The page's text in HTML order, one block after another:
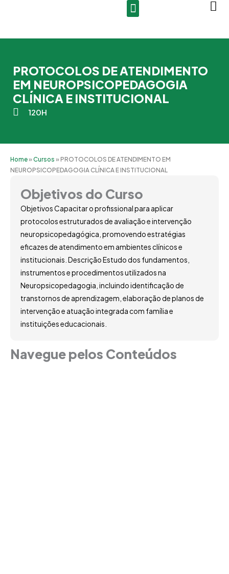
PROTOCOLOS DE ATENDIMENTO
EM NEUROPSICOPEDAGOGIA
CLÍNICA E INSTITUCIONAL
120H
Home»Cursos » PROTOCOLOS DE ATENDIMENTO EM
NEUROPSICOPEDAGOGIA CLÍNICA E INSTITUCIONAL
Objetivos do Curso
Objetivos Capacitar o profissional para aplicar
protocolos estruturados de avaliação e intervenção
neuropsicopedagógica, promovendo estratégias
eficazes de atendimento em ambientes clínicos e
institucionais. Descrição Estudo dos fundamentos,
instrumentos e procedimentos utilizados na
Neuropsicopedagogia, incluindo identificação de
transtornos de aprendizagem, elaboração de planos de
intervenção e atuação integrada com família e
instituições educacionais.
Navegue pelos Conteúdos